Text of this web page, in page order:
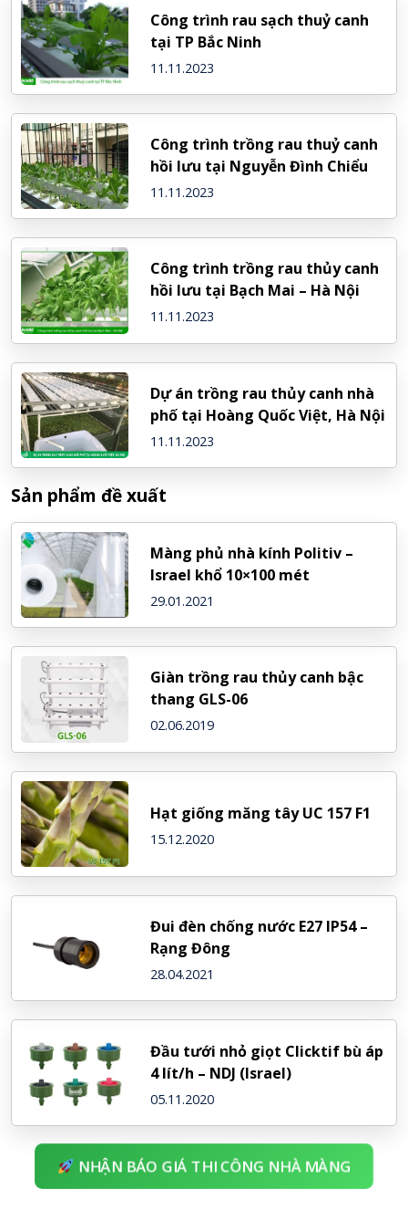
Công trình rau sạch thuỷ canh
tại TP Bắc Ninh
11.11.2023
Công trình trồng rau thuỷ canh
hồi lưu tại Nguyễn Đình Chiểu
11.11.2023
Công trình trồng rau thủy canh
hồi lưu tại Bạch Mai – Hà Nội
11.11.2023
Dự án trồng rau thủy canh nhà
phố tại Hoàng Quốc Việt, Hà Nội
11.11.2023
Sản phẩm đề xuất
Màng phủ nhà kính Politiv –
Israel khổ 10×100 mét
29.01.2021
Giàn trồng rau thủy canh bậc
thang GLS-06
02.06.2019
Hạt giống măng tây UC 157 F1
15.12.2020
Đui đèn chống nước E27 IP54 –
Rạng Đông
28.04.2021
Đầu tưới nhỏ giọt Clicktif bù áp
4 lít/h – NDJ (Israel)
05.11.2020
NHẬN BÁO GIÁ THI CÔNG NHÀ MÀNG